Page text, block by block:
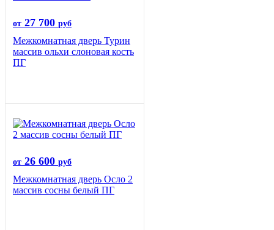
от 27 700 руб
Межкомнатная дверь Турин
массив ольхи слоновая кость
ПГ
от 26 600 руб
Межкомнатная дверь Осло 2
массив сосны белый ПГ